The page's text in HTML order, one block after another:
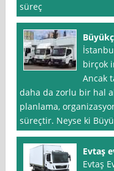
süreç
birçok
Ancak
daha da zorlu bir hal
planlama,
süreçtir. Neyse ki
Evtaş
Evtaş